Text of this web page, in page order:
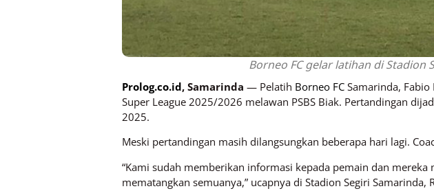
Borneo FC gelar latihan di Stadion
Prolog.co.id, Samarinda — Pelatih Borneo FC Samarinda,
Super League 2025/2026 melawan PSBS Biak. Pertandingan
2025.
Meski pertandingan masih dilangsungkan beberapa hari lagi.
“Kami sudah memberikan informasi kepada pemain dan
mematangkan semuanya,” ucapnya di Stadion Segiri Samarinda,